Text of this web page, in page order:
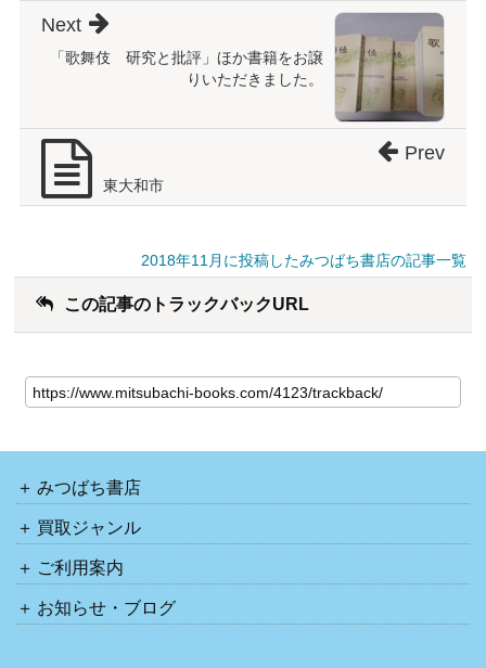
「歌舞伎 研究と批評」ほか書籍をお譲
りいただきました。
Next
東大和市
Prev
2018年11月に投稿したみつばち書店の記事一覧
この記事のトラックバックURL
みつばち書店
買取ジャンル
ご利用案内
お知らせ・ブログ